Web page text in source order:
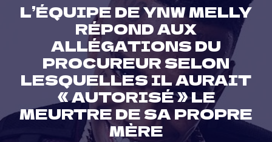
L’ÉQUIPE DE YNW MELLY
RÉPOND AUX
ALLÉGATIONS DU
PROCUREUR SELON
LESQUELLES IL AURAIT
« AUTORISÉ » LE
MEURTRE DE SA PROPRE
MÈRE